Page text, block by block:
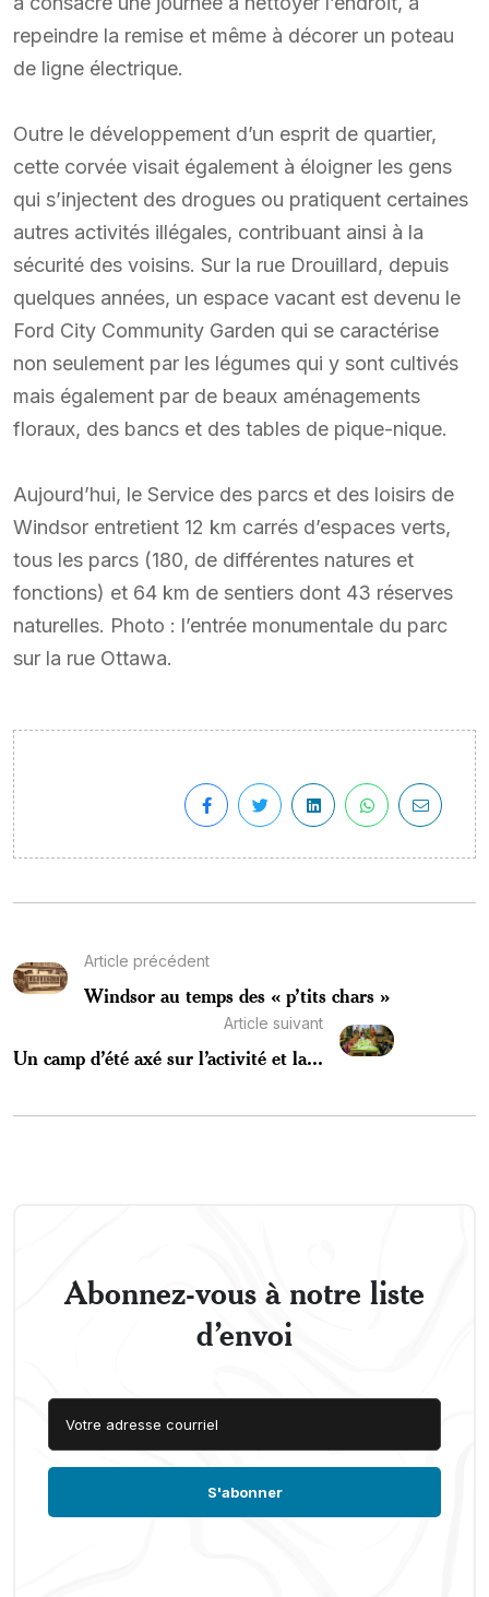
repeindre la remise et même à décorer un poteau
de ligne électrique.
Outre le développement d’un esprit de quartier,
cette corvée visait également à éloigner les gens
qui s’injectent des drogues ou pratiquent certaines
autres activités illégales, contribuant ainsi à la
sécurité des voisins. Sur la rue Drouillard, depuis
quelques années, un espace vacant est devenu le
Ford City Community Garden qui se caractérise
non seulement par les légumes qui y sont cultivés
mais également par de beaux aménagements
floraux, des bancs et des tables de pique-nique.
Aujourd’hui, le Service des parcs et des loisirs de
Windsor entretient 12 km carrés d’espaces verts,
tous les parcs (180, de différentes natures et
fonctions) et 64 km de sentiers dont 43 réserves
naturelles. Photo : l’entrée monumentale du parc
sur la rue Ottawa.
Article précédent
Windsor au temps des « p’tits chars »
Article suivant
Un camp d’été axé sur l’activité et la...
Abonnez-vous à notre liste
d’envoi